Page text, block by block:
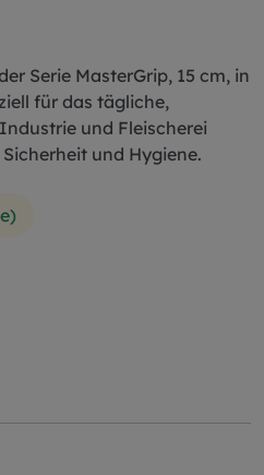
Serie MasterGrip, 15 cm, in
für das tägliche,
und Fleischerei
und Hygiene.